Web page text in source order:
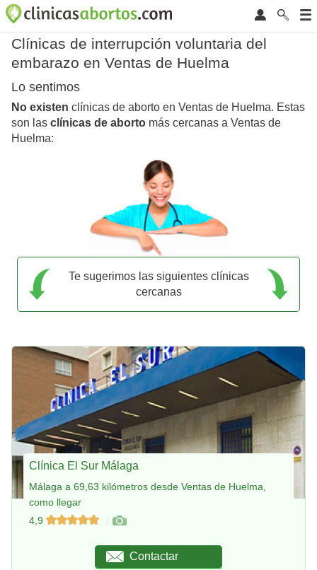
Clínicas de interrupción voluntaria del
embarazo en Ventas de Huelma
Lo sentimos
No existen clínicas de aborto en Ventas de Huelma. Estas
son las clínicas de aborto más cercanas a Ventas de
Huelma:
Te sugerimos las siguientes clínicas
cercanas
Clínica El Sur Málaga
Málaga a 69,63 kilómetros desde Ventas de Huelma,
como llegar
4,9
Contactar